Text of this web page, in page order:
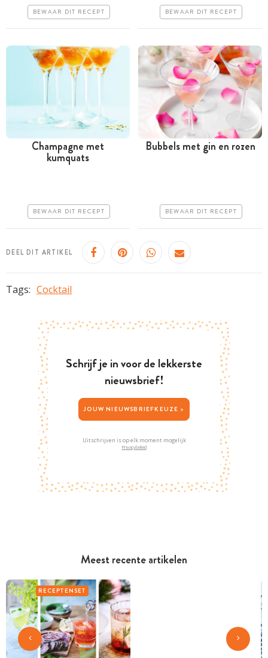
Meest recente artikelen
RECEPTENSET
Erg makkelijk
BEWAAR DIT RECEPT BEWAAR DIT RECEPT
Tussen 30 minuten en 1
Champagne met
kumquats
BEWAAR DIT RECEPT Erg makkelijk
Bubbels met gin en rozen
BEWAAR DIT RECEPT
DEEL DIT ARTIKEL
Tags: Cocktail
Schrijf je in voor de lekkerste
nieuwsbrief!
JOUW NIEUWSBRIEFKEUZE >
Uitschrijven is op elk moment mogelijk
Privacybeleid